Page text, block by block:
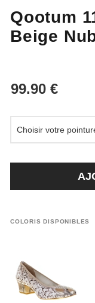
Qootum
Beige
COLORIS DISPONIBLES